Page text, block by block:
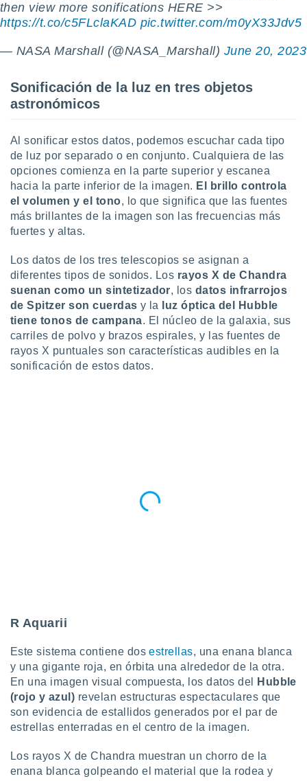
como
este sitio
IP
posible
traten tus
a lo que
Para
su
u
datos
momento
en
en
de
medir el
el
del
de
o a través
de
de
de
uso de
then view more sonifications HERE >>
https://t.co/c5FLclaKAD pic.twitter.com/m0yX33Jdv5
— NASA Marshall (@NASA_Marshall) June 20, 2023
Sonificación de la luz en tres objetos
astronómicos
Al sonificar estos datos, podemos escuchar cada tipo
de luz por separado o en conjunto. Cualquiera de las
opciones comienza en la parte superior y escanea
hacia la parte inferior de la imagen. El brillo controla
el volumen y el tono, lo que significa que las fuentes
más brillantes de la imagen son las frecuencias más
fuertes y altas.
Los datos de los tres telescopios se asignan a
diferentes tipos de sonidos. Los rayos X de Chandra
suenan como un sintetizador, los datos infrarrojos
de Spitzer son cuerdas y la
luz óptica del Hubble
tiene tonos de campana. El núcleo de la galaxia, sus
carriles de polvo y brazos espirales, y las fuentes de
rayos X puntuales son características audibles en la
sonificación de estos datos.
R Aquarii
Este sistema contiene dosestrellas, una enana blanca
y una gigante roja, en órbita una alrededor de la otra.
En una imagen visual compuesta, los datos del
Hubble
(rojo y azul) revelan estructuras espectaculares que
son evidencia de estallidos generados por el par de
estrellas enterradas en el centro de la imagen.
Los rayos X de Chandra muestran un chorro de la
enana blanca golpeando el material que la rodea y